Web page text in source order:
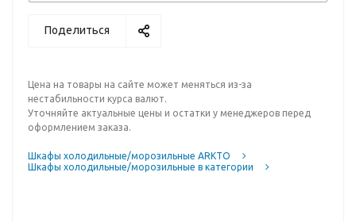
Поделиться
Цена на товары на сайте может меняться из-за
нестабильности курса валют.
Уточняйте актуальные цены и остатки у менеджеров перед
оформлением заказа.
Шкафы холодильные/морозильные ARKTO
Шкафы холодильные/морозильные в категории